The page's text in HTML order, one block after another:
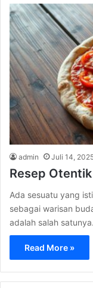
admin Juli 14,
Resep
Ada sesuatu yang
sebagai warisan
adalah salah
Read More »